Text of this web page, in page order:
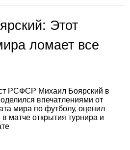
Этот
ломает все
РСФСР Михаил Боярский в
впечатлениями от
мира по футболу, оценил
матче открытия турнира и